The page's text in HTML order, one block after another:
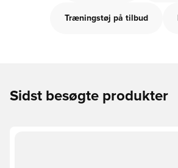
Træningstøj på tilbud
Sidst besøgte produkter